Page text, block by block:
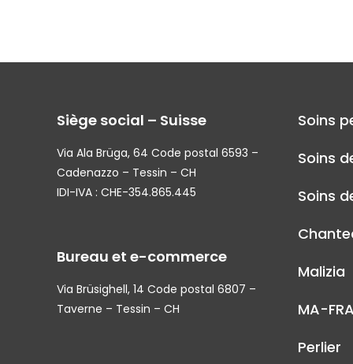
Siège social – Suisse
Via Ala Brüga, 64 Code postal 6593 –
Cadenazzo – Tessin – CH
IDI-IVA : CHE-354.865.445
Bureau et e-commerce
Via Brüsighell, 14 Code postal 6807 –
Taverne – Tessin – CH
Soins
Soins
Soins
Malizia
MA-FRA
Perlier